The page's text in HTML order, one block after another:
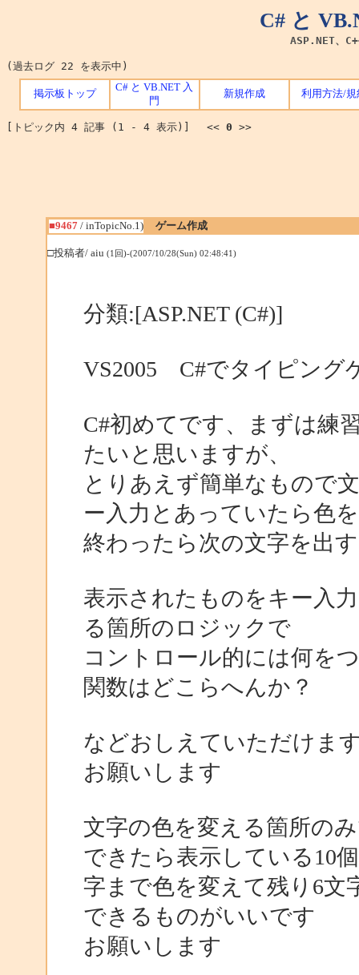
C# と
ASP.NET、
(過去ログ 22 を表示中)
掲示板トップ
C# と VB.NET 入
門
新規作成 利用方法/規
[トピック内 4 記事 (1 - 4 表示)] << 0 >>
■9467/ inTopicNo.1) ゲーム作成
□投稿者/ aiu (1回)-(2007/10/28(Sun) 02:48:41)
分類:[ASP.NET (C#)]
VS2005 C#でタイピング
C#初めてです、まずは練
たいと思いますが、
とりあえず簡単なもので
ー入力とあっていたら色
終わったら次の文字を出
表示されたものをキー入
る箇所のロジックで
コントロール的には何を
関数はどこらへんか？
などおしえていただけま
お願いします
文字の色を変える箇所の
できたら表示している10
字まで色を変えて残り6文
できるものがいいです
お願いします